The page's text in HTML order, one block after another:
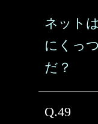
ネット
にくっ
だ？
Q.49